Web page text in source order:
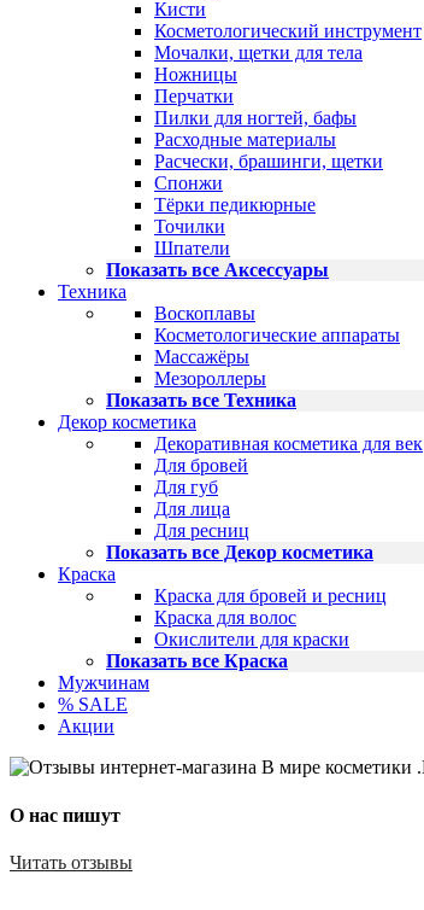
Кисти
Косметологический инструмент
Мочалки, щетки для тела
Ножницы
Перчатки
Пилки для ногтей, бафы
Расходные материалы
Расчески, брашинги, щетки
Спонжи
Тёрки педикюрные
Точилки
Шпатели
Показать все Аксессуары
Техника
Воскоплавы
Косметологические аппараты
Массажёры
Мезороллеры
Показать все Техника
Декор косметика
Декоративная косметика для век
Для бровей
Для губ
Для лица
Для ресниц
Показать все Декор косметика
Краска
Краска для бровей и ресниц
Краска для волос
Окислители для краски
Показать все Краска
Мужчинам
% SALE
Акции
О нас пишут
Читать отзывы